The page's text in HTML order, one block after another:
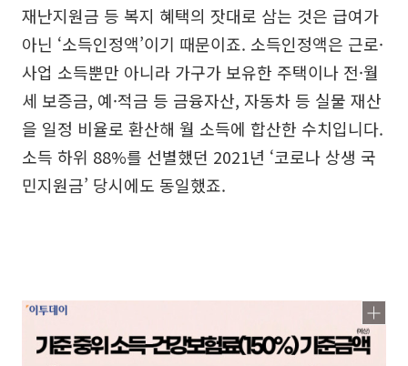
재난지원금 등 복지 혜택의 잣대로 삼는 것은 급여가
아닌 ‘소득인정액’이기 때문이죠. 소득인정액은 근로·
사업 소득뿐만 아니라 가구가 보유한 주택이나 전·월
세 보증금, 예·적금 등 금융자산, 자동차 등 실물 재산
을 일정 비율로 환산해 월 소득에 합산한 수치입니다.
소득 하위 88%를 선별했던 2021년 ‘코로나 상생 국
민지원금’ 당시에도 동일했죠.